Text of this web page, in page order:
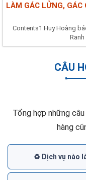
LÀM GÁC LỬNG,
Contents1 Huy Hoàng
Ranh
CÂU
Tổng hợp những
hàng
♻️ Dịch vụ nào